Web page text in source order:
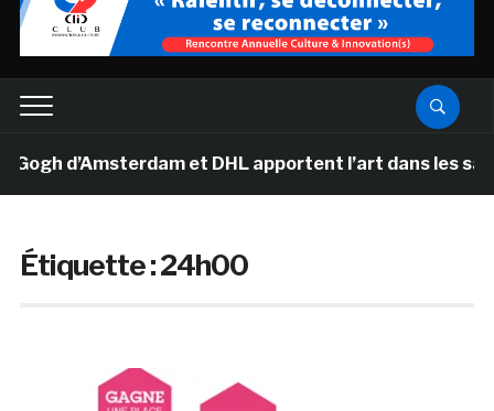
d’Amsterdam et DHL apportent l’art dans les
Étiquette :24h00